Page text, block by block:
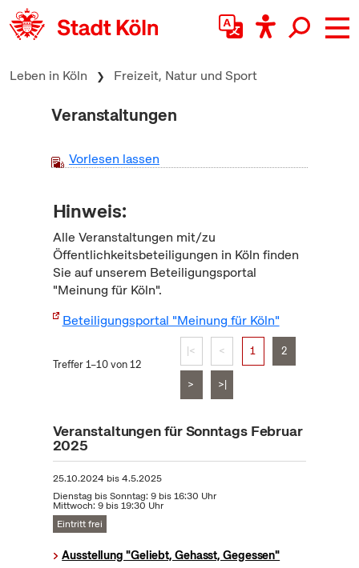
zum Inhalt springen
Leben in Köln Freizeit, Natur und Sport
Veranstaltungen
Vorlesen lassen
Hinweis:
Alle Veranstaltungen mit/zu
Öffentlichkeitsbeteiligungen in Köln finden
Sie auf unserem Beteiligungsportal
"Meinung für Köln".
Beteiligungsportal "Meinung für Köln"
Treffer 1–10 von 12
|< < 1 2
> >|
Veranstaltungen für Sonntags Februar
2025
25.10.2024 bis4.5.2025
Dienstag bis Sonntag: 9 bis 16:30 Uhr
Mittwoch: 9 bis 19:30 Uhr
Eintritt frei
Ausstellung "Geliebt, Gehasst, Gegessen"